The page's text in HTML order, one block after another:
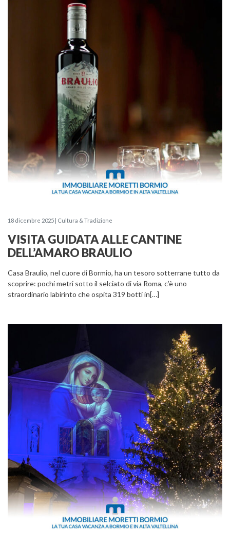
18 dicembre 2025 | Cultura & Tradizione
VISITA GUIDATA ALLE CANTINE
DELL’AMARO BRAULIO
Casa Braulio, nel cuore di Bormio, ha un tesoro sotterrane tutto da
scoprire: pochi metri sotto il selciato di via Roma, c’è uno
straordinario labirinto che ospita 319 botti in[…]